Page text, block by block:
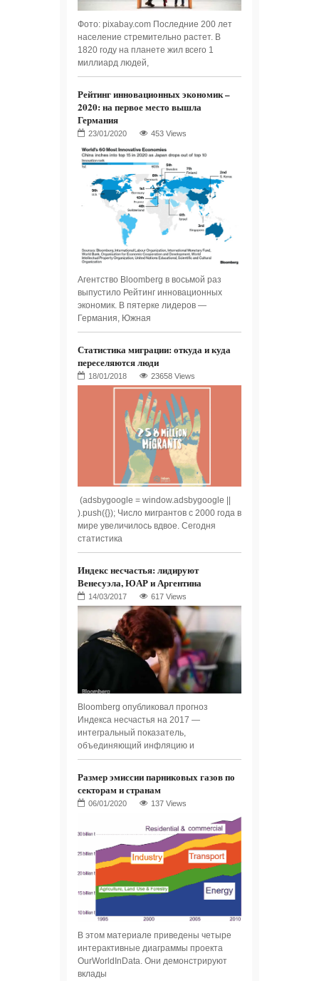
Фото: pixabay.com Последние 200 лет
население стремительно растет. В
1820 году на планете жил всего 1
миллиард людей,
Рейтинг инновационных экономик –
2020: на первое место вышла
Германия
453 Views
Агентство Bloomberg в восьмой раз
выпустило Рейтинг инновационных
экономик. В пятерке лидеров —
Германия, Южная
Статистика миграции: откуда и куда
переселяются люди
23658 Views
(adsbygoogle = window.adsbygoogle ||
).push({}); Число мигрантов с 2000 года в
мире увеличилось вдвое. Сегодня
статистика
Индекс несчастья: лидируют
Венесуэла, ЮАР и Аргентина
617 Views
Bloomberg опубликовал прогноз
Индекса несчастья на 2017 —
интегральный показатель,
объединяющий инфляцию и
Размер эмиссии парниковых газов по
секторам и странам
137 Views
В этом материале приведены четыре
интерактивные диаграммы проекта
OurWorldInData. Они демонстрируют
вклады